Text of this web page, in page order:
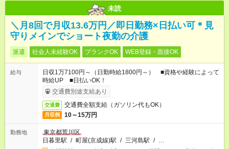
未読
＼月8回で月収13.6万円／即日勤務×日払い可＊見
守りメインでショート夜勤の介護
派遣 社会人未経験OK ブランクOK WEB登録・面接OK
給与
日収1万7100円～（日勤時給1800円～） ■資格や経験によって
時給UP ■日払いOK！
交通費別途支給あり
交通費 交通費全額支給（ガソリン代もOK）
月収例 10～15万円
勤務地
東京都荒川区
日暮里駅 / 町屋(京成線)駅 / 三河島駅 / …